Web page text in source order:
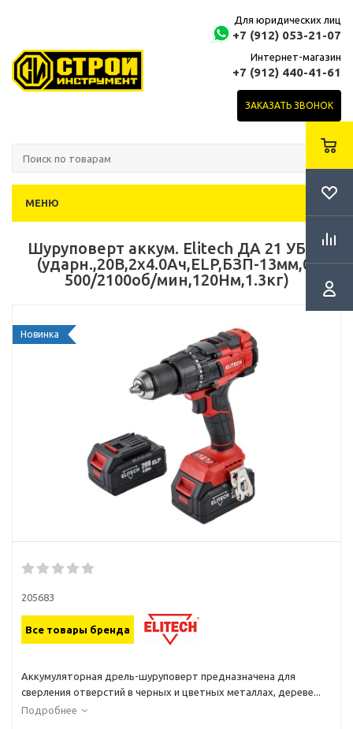
Для юридических лиц
+7 (912) 053-21-07
Интернет-магазин
+7 (912) 440-41-61
ЗАКАЗАТЬ ЗВОНОК
МЕНЮ
Шуруповерт аккум. Elitech ДА 21 УБЛ2
(ударн.,20В,2х4.0Ач,ELP,БЗП-13мм,0-
500/2100об/мин,120Нм,1.3кг)
Новинка
205683
Все товары бренда
Аккумуляторная дрель-шуруповерт предназначена для
сверления отверстий в черных и цветных металлах, дереве...
Подробнее